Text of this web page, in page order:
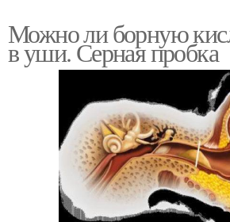
Можно ли борную
в уши. Серная пробка